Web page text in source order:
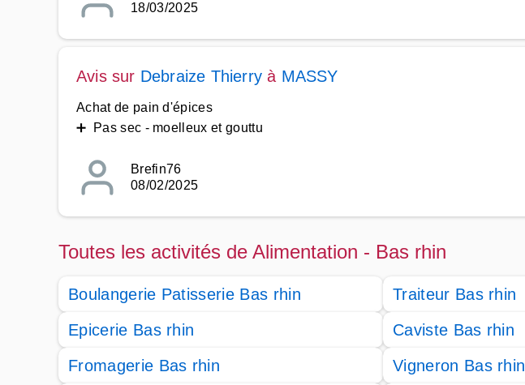
18/03/2025
Avis sur Debraize Thierry à MASSY
Achat de pain d'épices
➕ Pas sec - moelleux et gouttu
Brefin76
08/02/2025
Toutes les activités de Alimentation - Bas rhin
Boulangerie Patisserie Bas rhin Traiteur Bas rhin
Epicerie Bas rhin
Caviste Bas rhin
Fromagerie Bas rhin
Vigneron Bas rhin